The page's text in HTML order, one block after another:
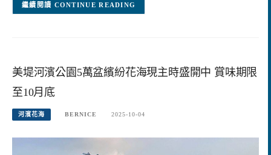
CONTINUE READING
美堤河濱公園5萬盆繽紛花海現主時盛開中 賞味期限
至10月底
河濱花海 BERNICE 2025-10-04